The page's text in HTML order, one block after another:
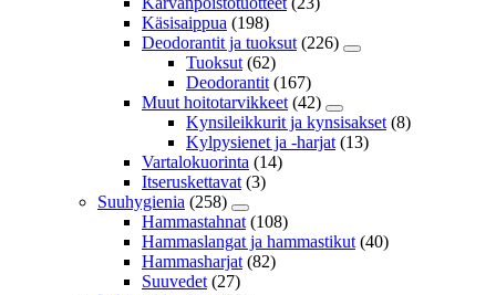
Käsisaippua (198)
Deodorantit ja tuoksut (226)
Tuoksut (62)
Deodorantit (167)
Muut hoitotarvikkeet (42)
Kynsileikkurit ja kynsisakset (8)
Kylpysienet ja -harjat (13)
Vartalokuorinta (14)
Itseruskettavat (3)
Suuhygienia (258)
Hammastahnat (108)
Hammaslangat ja hammastikut (40)
Hammasharjat (82)
Suuvedet (27)